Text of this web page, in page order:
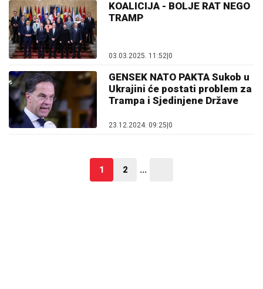
KOALICIJA - BOLJE RAT NEGO
TRAMP
03.03.2025. 11:52|0
GENSEK NATO PAKTA Sukob u
Ukrajini će postati problem za
Trampa i Sjedinjene Države
23.12.2024. 09:25 0
1 2 ...